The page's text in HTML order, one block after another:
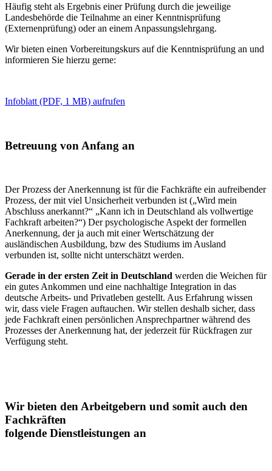
Häufig steht als Ergebnis einer Prüfung durch die jeweilige
Landesbehörde die Teilnahme an einer Kenntnisprüfung
(Externenprüfung) oder an einem Anpassungslehrgang.
Wir bieten einen Vorbereitungskurs auf die Kenntnisprüfung an und
informieren Sie hierzu gerne:
Infoblatt (PDF, 1 MB) aufrufen
Betreuung von Anfang an
Der Prozess der Anerkennung ist für die Fachkräfte ein aufreibender
Prozess, der mit viel Unsicherheit verbunden ist („Wird mein
Abschluss anerkannt?“ „Kann ich in Deutschland als vollwertige
Fachkraft arbeiten?“) Der psychologische Aspekt der formellen
Anerkennung, der ja auch mit einer Wertschätzung der
ausländischen Ausbildung, bzw des Studiums im Ausland
verbunden ist, sollte nicht unterschätzt werden.
Gerade in der ersten Zeit in Deutschland werden die Weichen für
ein gutes Ankommen und eine nachhaltige Integration in das
deutsche Arbeits- und Privatleben gestellt. Aus Erfahrung wissen
wir, dass viele Fragen auftauchen. Wir stellen deshalb sicher, dass
jede Fachkraft einen persönlichen Ansprechpartner während des
Prozesses der Anerkennung hat, der jederzeit für Rückfragen zur
Verfügung steht.
Wir bieten den Arbeitgebern und somit auch den
Fachkräften
folgende Dienstleistungen an